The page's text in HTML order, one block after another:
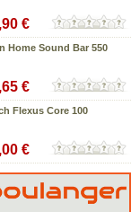
€
Home Sound Bar 550
€
Flexus Core 100
€